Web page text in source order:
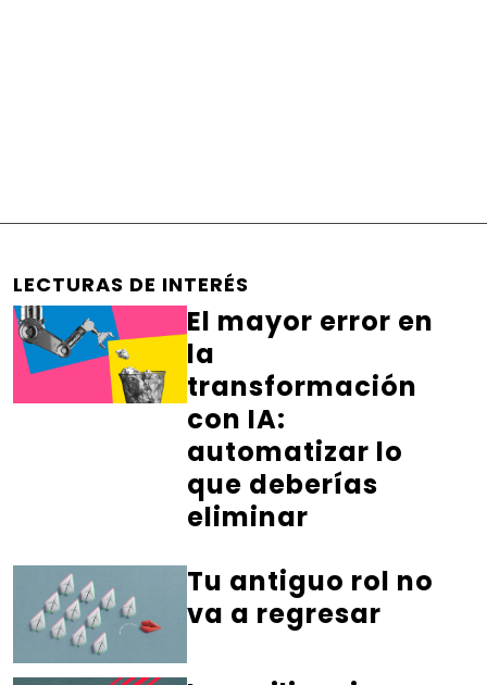
LECTURAS DE INTERÉS
El mayor error en
la
transformación
con IA:
automatizar lo
que deberías
eliminar
Tu antiguo rol no
va a regresar